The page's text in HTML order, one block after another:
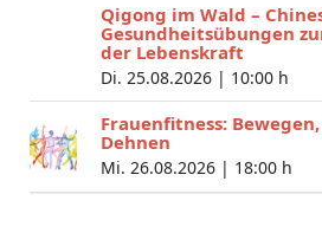
Qigong im Wald –
Gesundheitsübungen
der Lebenskraft
Di. 25.08.2026 | 10:00 h
Frauenfitness:
Dehnen
Mi. 26.08.2026 | 18:00 h